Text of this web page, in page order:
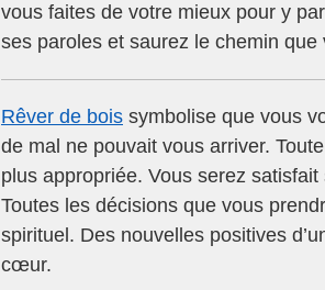
vous faites de votre mieux pour y
ses paroles et saurez le chemin que
Rêver de bois symbolise que vous
de mal ne pouvait vous arriver.
plus appropriée. Vous serez
Toutes les décisions que vous
spirituel. Des nouvelles positives
cœur.